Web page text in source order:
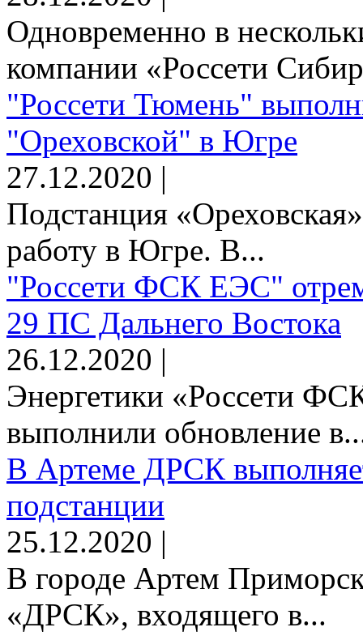
Одновременно в
компании «Россети
"Россети Тюмень"
"Ореховской" в Югре
27.12.2020 |
Подстанция
работу в Югре. В...
"Россети ФСК ЕЭС"
29 ПС Дальнего Востока
26.12.2020 |
Энергетики «Россети
выполнили обновление
В Артеме ДРСК
подстанции
25.12.2020 |
В городе Артем
«ДРСК», входящего в...